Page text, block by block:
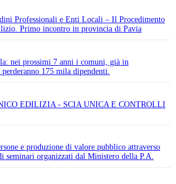
Professionali e Enti Locali – Il Procedimento
Primo incontro in provincia di Pavia
nei prossimi 7 anni i comuni, già in
175 mila dipendenti.
EDILIZIA - SCIA UNICA E CONTROLLI
e produzione di valore pubblico attraverso
seminari organizzati dal Ministero della P.A.